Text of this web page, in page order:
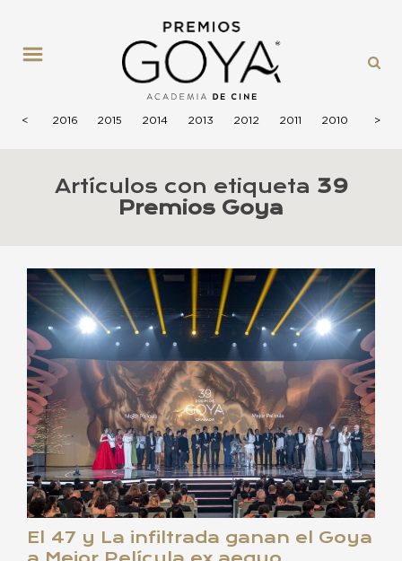
<
2017 2016 2015 2014 2013 2012 2011 2010 2009
>
Artículos con etiqueta 39
Premios Goya
El 47 y La infiltrada ganan el Goya